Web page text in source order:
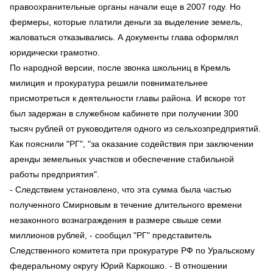
правоохранительные органы начали еще в 2007 году. Но
фермеры, которые платили деньги за выделение земель,
жаловаться отказывались. А документы глава оформлял
юридически грамотно.
По народной версии, после звонка школьниц в Кремль
милиция и прокуратура решили повнимательнее
присмотреться к деятельности главы района. И вскоре тот
был задержан в служебном кабинете при получении 300
тысяч рублей от руководителя одного из сельхозпредприятий.
Как пояснили "РГ", "за оказание содействия при заключении
аренды земельных участков и обеспечение стабильной
работы предприятия".
- Следствием установлено, что эта сумма была частью
полученного Смирновым в течение длительного времени
незаконного вознаграждения в размере свыше семи
миллионов рублей, - сообщил "РГ" представитель
Следственного комитета при прокуратуре РФ по Уральскому
федеральному округу Юрий Каркошко. - В отношении